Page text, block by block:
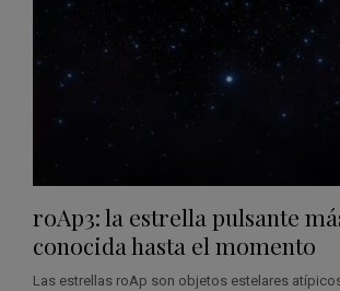
roAp3: la estrella pulsante
conocida hasta el momento
Las estrellas roAp son objetos estelares